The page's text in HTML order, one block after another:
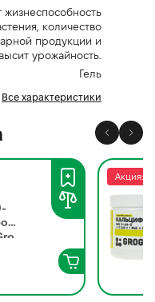
жизнеспособность
количество
продукции и
урожайность.
Гель
Все характеристики
Акция: -